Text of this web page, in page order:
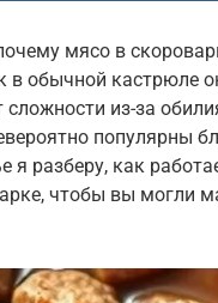
мясо в
в обычной кастрюле
из-за
популярны
я разберу, как
чтобы вы могли